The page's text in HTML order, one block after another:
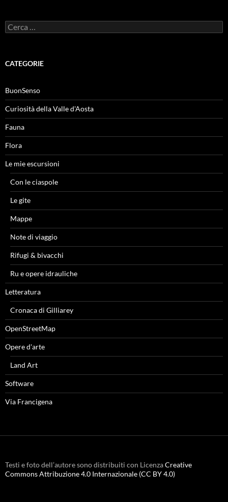
Ricerca
per:
CATEGORIE
BuonSenso
Curiosità della Valle d'Aosta
Fauna
Flora
Le mie escursioni
Con le ciaspole
Le gite
Mappe
Note di viaggio
Rifugi & bivacchi
Ru e opere idrauliche
Letteratura
Cronaca di Gilliarey
OpenStreetMap
Opere d'arte
Land Art
Software
Via Francigena
Testi e foto dell’autore sono distribuiti con LicenzaCreative
Commons Attribuzione 4.0 Internazionale (CC BY 4.0)